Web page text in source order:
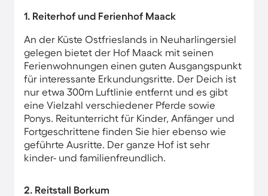
1. Reiterhof und Ferienhof Maack
An der Küste Ostfrieslands in Neuharlingersiel
gelegen bietet der Hof Maack mit seinen
Ferienwohnungen einen guten Ausgangspunkt
für interessante Erkundungsritte. Der Deich ist
nur etwa 300m Luftlinie entfernt und es gibt
eine Vielzahl verschiedener Pferde sowie
Ponys. Reitunterricht für Kinder, Anfänger und
Fortgeschrittene finden Sie hier ebenso wie
geführte Ausritte. Der ganze Hof ist sehr
kinder- und familienfreundlich.
2. Reitstall Borkum